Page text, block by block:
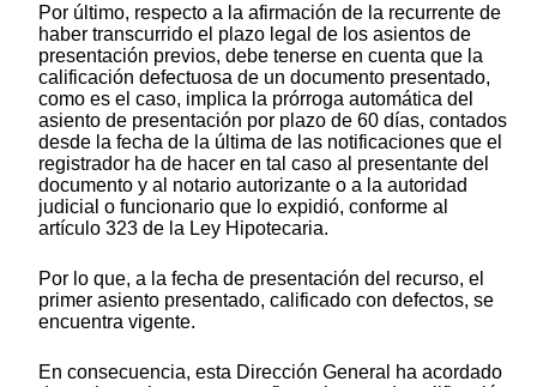
Por último, respecto a la afirmación de la recurrente de
haber transcurrido el plazo legal de los asientos de
presentación previos, debe tenerse en cuenta que la
calificación defectuosa de un documento presentado,
como es el caso, implica la prórroga automática del
asiento de presentación por plazo de 60 días, contados
desde la fecha de la última de las notificaciones que el
registrador ha de hacer en tal caso al presentante del
documento y al notario autorizante o a la autoridad
judicial o funcionario que lo expidió, conforme al
artículo 323 de la Ley Hipotecaria.
Por lo que, a la fecha de presentación del recurso, el
primer asiento presentado, calificado con defectos, se
encuentra vigente.
En consecuencia, esta Dirección General ha acordado